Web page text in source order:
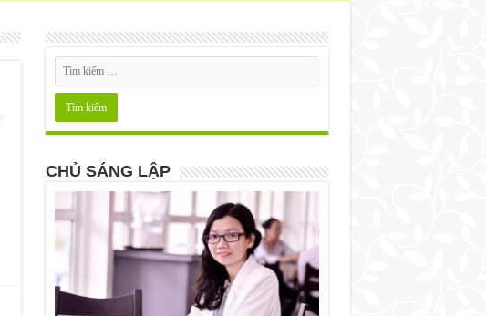
CHỦ SÁNG LẬP